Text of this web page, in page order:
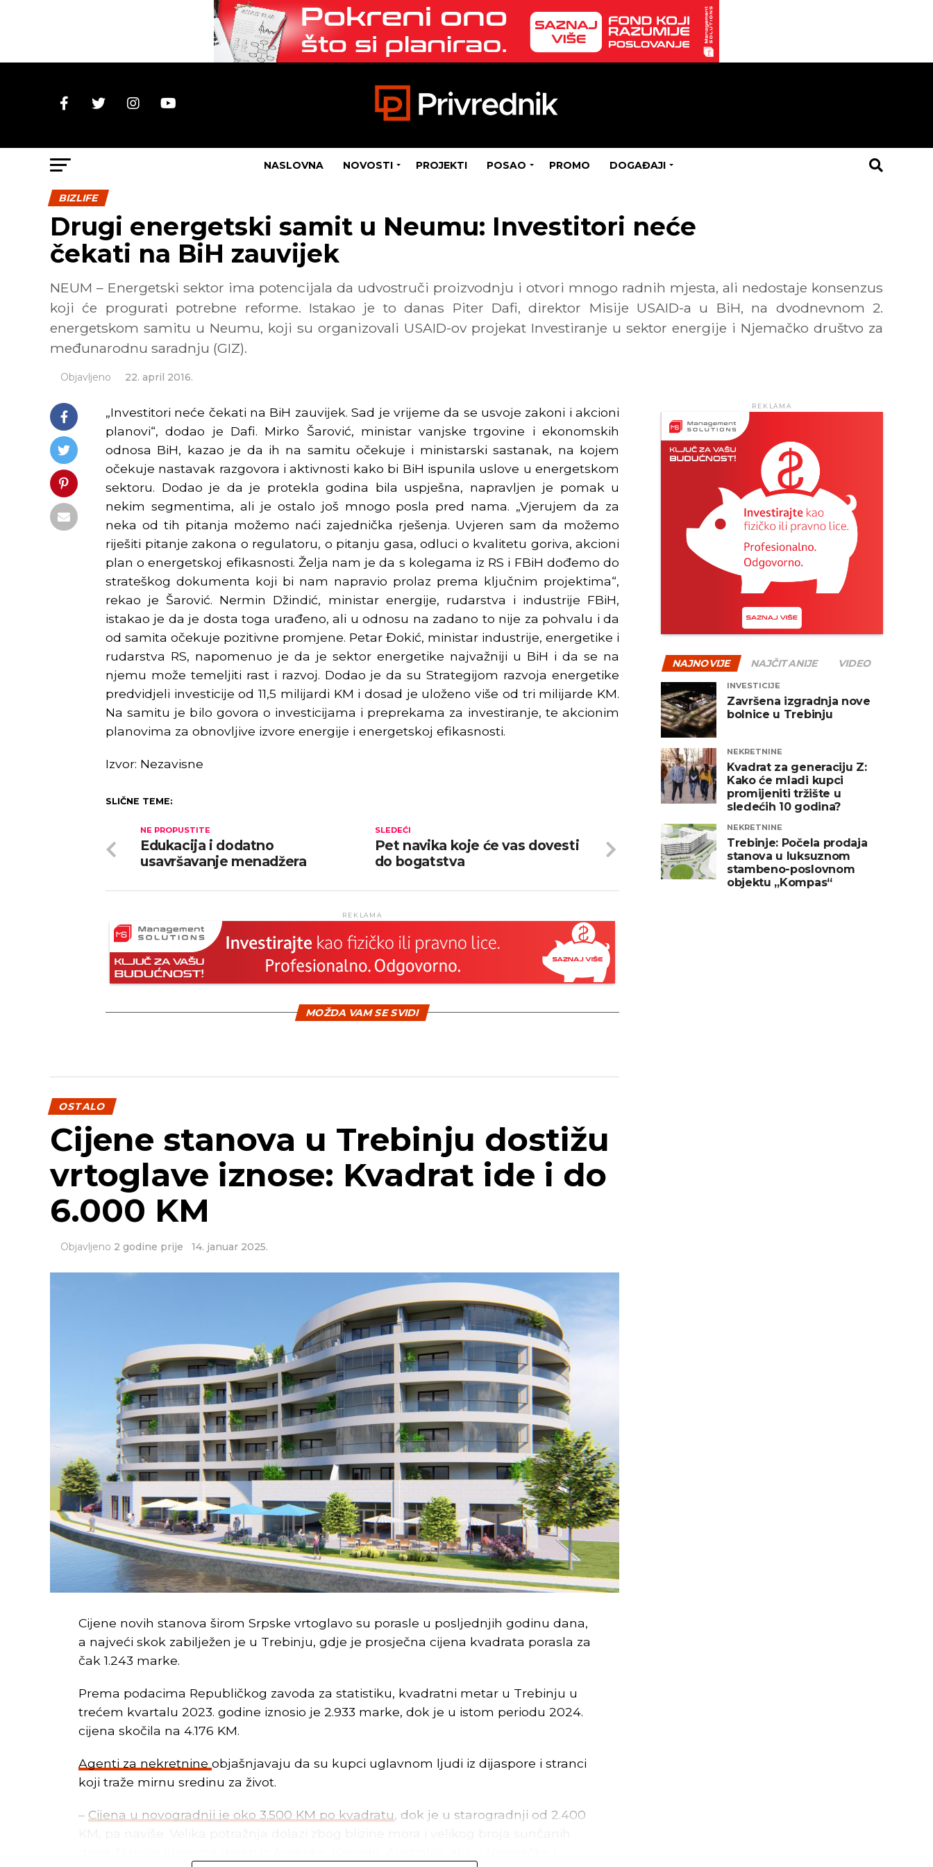
NASLOVNA NOVOSTI PROJEKTI POSAO PROMO DOGAĐAJI
BIZLIFE
Drugi energetski samit u Neumu: Investitori neće
čekati na BiH zauvijek
NEUM – Energetski sektor ima potencijala da udvostruči proizvodnju i otvori mnogo radnih mjesta, ali nedostaje konsenzus
koji će progurati potrebne reforme. Istakao je to danas Piter Dafi, direktor Misije USAID-a u BiH, na dvodnevnom 2.
energetskom samitu u Neumu, koji su organizovali USAID-ov projekat Investiranje u sektor energije i Njemačko društvo za
međunarodnu saradnju (GIZ).
Objavljeno 22. april 2016.
„Investitori neće čekati na BiH zauvijek. Sad je vrijeme da se usvoje zakoni i akcioni
planovi“, dodao je Dafi. Mirko Šarović, ministar vanjske trgovine i ekonomskih
odnosa BiH, kazao je da ih na samitu očekuje i ministarski sastanak, na kojem
očekuje nastavak razgovora i aktivnosti kako bi BiH ispunila uslove u energetskom
sektoru. Dodao je da je protekla godina bila uspješna, napravljen je pomak u
nekim segmentima, ali je ostalo još mnogo posla pred nama. „Vjerujem da za
neka od tih pitanja možemo naći zajednička rješenja. Uvjeren sam da možemo
riješiti pitanje zakona o regulatoru, o pitanju gasa, odluci o kvalitetu goriva, akcioni
plan o energetskoj efikasnosti. Želja nam je da s kolegama iz RS i FBiH dođemo do
strateškog dokumenta koji bi nam napravio prolaz prema ključnim projektima“,
rekao je Šarović. Nermin Džindić, ministar energije, rudarstva i industrije FBiH,
istakao je da je dosta toga urađeno, ali u odnosu na zadano to nije za pohvalu i da
od samita očekuje pozitivne promjene. Petar Đokić, ministar industrije, energetike i
rudarstva RS, napomenuo je da je sektor energetike najvažniji u BiH i da se na
njemu može temeljiti rast i razvoj. Dodao je da su Strategijom razvoja energetike
predvidjeli investicije od 11,5 milijardi KM i dosad je uloženo više od tri milijarde KM.
Na samitu je bilo govora o investicijama i preprekama za investiranje, te akcionim
planovima za obnovljive izvore energije i energetskoj efikasnosti.
Izvor: Nezavisne
SLIČNE TEME:
SLEDEĆI
Pet navika koje će vas dovesti
do bogatstva
NE PROPUSTITE
Edukacija i dodatno
usavršavanje menadžera
REKLAMA
MOŽDA VAM SE SVIDI
OSTALO
Cijene stanova u Trebinju dostižu
vrtoglave iznose: Kvadrat ide i do
6.000 KM
Objavljeno 2 godine prije 14. januar 2025.
Cijene novih stanova širom Srpske vrtoglavo su porasle u posljednjih godinu dana,
a najveći skok zabilježen je u Trebinju, gdje je prosječna cijena kvadrata porasla za
čak 1.243 marke.
Prema podacima Republičkog zavoda za statistiku, kvadratni metar u Trebinju u
trećem kvartalu 2023. godine iznosio je 2.933 marke, dok je u istom periodu 2024.
cijena skočila na 4.176 KM.
Agenti za nekretnine objašnjavaju da su kupci uglavnom ljudi iz dijaspore i stranci
koji traže mirnu sredinu za život.
– Cijena u novogradnji je oko 3.500 KM po kvadratu, dok je u starogradnji od 2.400
REKLAMA
NAJNOVIJE NAJČITANIJE VIDEO
INVESTICIJE
Završena izgradnja nove
bolnice u Trebinju
NEKRETNINE
Kvadrat za generaciju Z:
Kako će mladi kupci
promijeniti tržište u
sledećih 10 godina?
NEKRETNINE
Trebinje: Počela prodaja
stanova u luksuznom
stambeno-poslovnom
objektu „Kompas“